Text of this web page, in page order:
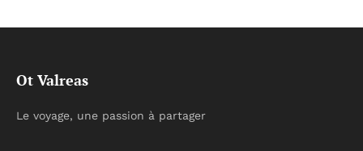
Ot Valreas
Le voyage, une passion à partager